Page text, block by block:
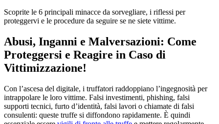
Scoprite le 6 principali minacce da sorvegliare, i riflessi per
proteggervi e le procedure da seguire se ne siete vittime.
Abusi, Inganni e Malversazioni: Come
Proteggersi e Reagire in Caso di
Vittimizzazione!
Con l’ascesa del digitale, i truffatori raddoppiano l’ingegnosità per
intrappolare le loro vittime. Falsi investimenti, phishing, falsi
supporti tecnici, furto d’identità, falsi lavori o chiamate di falsi
consulenti: queste truffe si diffondono rapidamente. È quindi